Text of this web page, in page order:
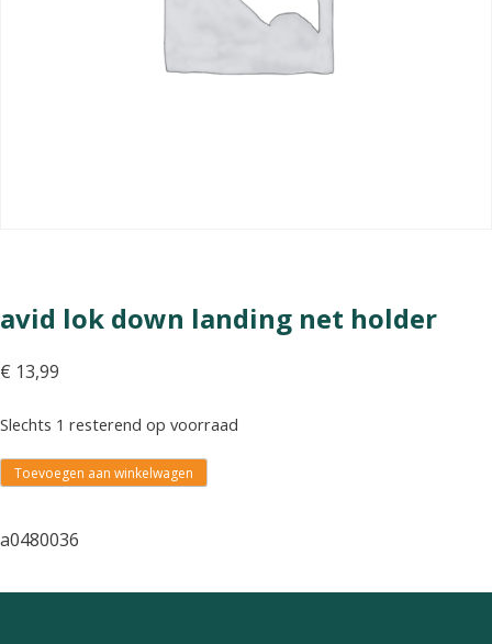
avid lok down landing net holder
€ 13,99
Slechts 1 resterend op voorraad
Toevoegen aan winkelwagen
a0480036